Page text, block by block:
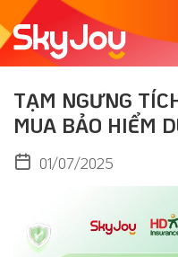
TẠM NGƯNG
MUA BẢO HIỂM
01/07/2025